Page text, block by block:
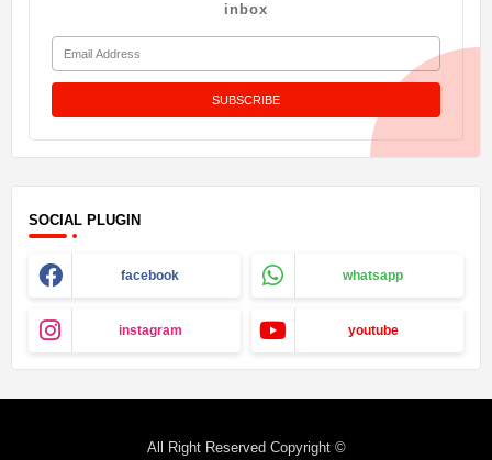
inbox
SOCIAL PLUGIN
facebook whatsapp
instagram youtube
All Right Reserved Copyright ©